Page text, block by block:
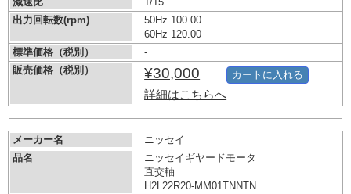
出力回転数(rpm)
50Hz 100.00
60Hz 120.00
標準価格（税別）
-
販売価格（税別）
¥30,000
詳細はこちらへ
カートに入れる
メーカー名
ニッセイ
品名
ニッセイギヤードモータ
直交軸
H2L22R20-MM01TNNTN